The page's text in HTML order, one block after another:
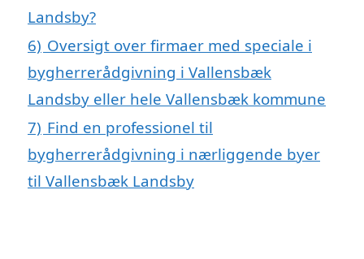
Landsby?
6) Oversigt over firmaer med speciale i
bygherrerådgivning i Vallensbæk
Landsby eller hele Vallensbæk kommune
7) Find en professionel til
bygherrerådgivning i nærliggende byer
til Vallensbæk Landsby